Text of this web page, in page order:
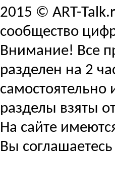
2015 © ART-
сообщество
Внимание! Все
разделен на 2
самостоятельно
разделы взяты
На сайте
Вы